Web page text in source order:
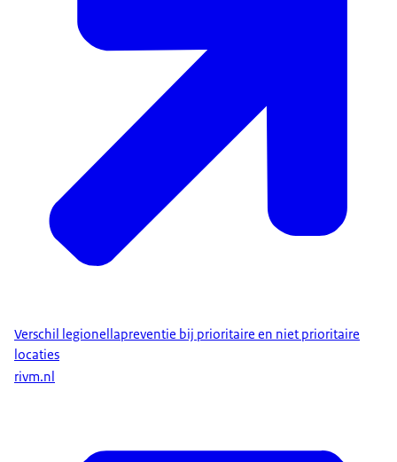
Verschil legionellapreventie bij prioritaire en niet prioritaire
locaties
rivm.nl